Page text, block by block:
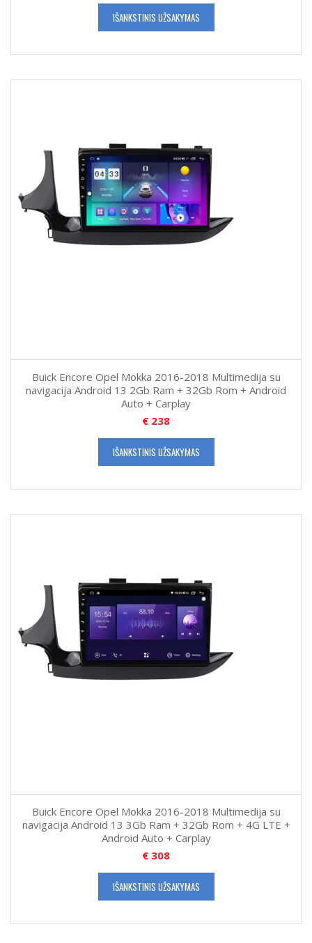
IŠANKSTINIS UŽSAKYMAS
Buick Encore Opel Mokka 2016-2018 Multimedija su
navigacija Android 13 2Gb Ram + 32Gb Rom + Android
Auto + Carplay
€ 238
IŠANKSTINIS UŽSAKYMAS
Buick Encore Opel Mokka 2016-2018 Multimedija su
navigacija Android 13 3Gb Ram + 32Gb Rom + 4G LTE +
Android Auto + Carplay
€ 308
IŠANKSTINIS UŽSAKYMAS